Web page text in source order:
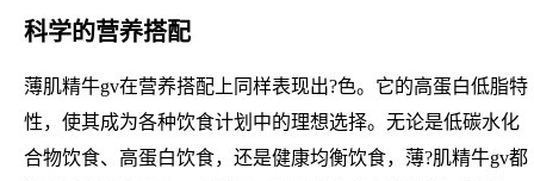
科学的营养搭配
薄肌精牛gv在营养搭配上同样表现出?色。它的高蛋白低脂特
性，使其成为各种饮食计划中的理想选择。无论是低碳水化
合物饮食、高蛋白饮食，还是健康均衡饮食，薄?肌精牛gv都